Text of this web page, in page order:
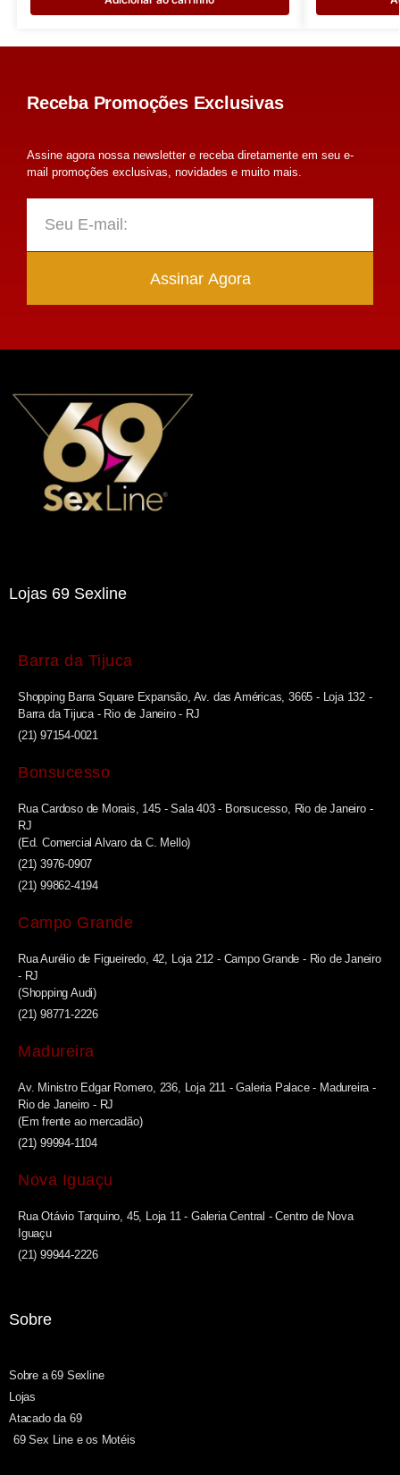
Receba Promoções Exclusivas
Assine agora nossa newsletter e receba diretamente em seu e-
mail promoções exclusivas, novidades e muito mais.
Assinar Agora
Lojas 69 Sexline
Barra da Tijuca
Shopping Barra Square Expansão, Av. das Américas, 3665 - Loja 132 -
Barra da Tijuca - Rio de Janeiro - RJ
(21) 97154-0021
Bonsucesso
Rua Cardoso de Morais, 145 - Sala 403 - Bonsucesso, Rio de Janeiro -
RJ
(Ed. Comercial Alvaro da C. Mello)
(21) 3976-0907
(21) 99862-4194
Campo Grande
Rua Aurélio de Figueiredo, 42, Loja 212 - Campo Grande - Rio de Janeiro
- RJ
(Shopping Audi)
(21) 98771-2226
Madureira
Av. Ministro Edgar Romero, 236, Loja 211 - Galeria Palace - Madureira -
Rio de Janeiro - RJ
(Em frente ao mercadão)
(21) 99994-1104
Nova Iguaçu
Rua Otávio Tarquino, 45, Loja 11 - Galeria Central - Centro de Nova
Iguaçu
(21) 99944-2226
Sobre
Sobre a 69 Sexline
Lojas
Atacado da 69
69 Sex Line e os Motéis